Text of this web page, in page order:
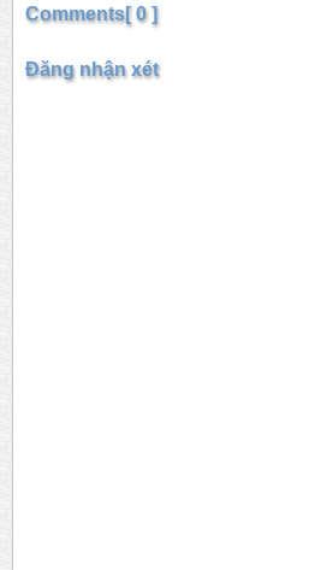
Comments[ 0 ]
Đăng nhận xét